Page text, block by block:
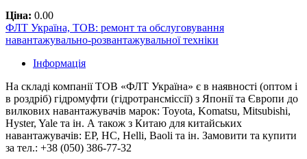
Ціна: 0.00
ФЛТ Україна, ТОВ: ремонт та обслуговування
навантажувально-розвантажувальної техніки
Інформація
На складі компанії ТОВ «ФЛТ Україна» є в наявності (оптом і
в роздріб) гідромуфти (гідротрансміссії) з Японії та Європи до
вилкових навантажувачів марок: Toyota, Komatsu, Mitsubishi,
Hyster, Yale та ін. А також з Китаю для китайських
навантажувачів: EP, HC, Helli, Baoli та ін. Замовити та купити
за тел.: +38 (050) 386-77-32